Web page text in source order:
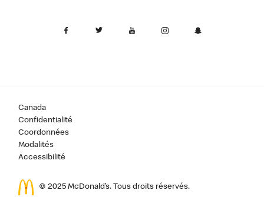
Canada
Confidentialité
Coordonnées
Modalités
Accessibilité
© 2025 McDonald’s. Tous droits réservés.